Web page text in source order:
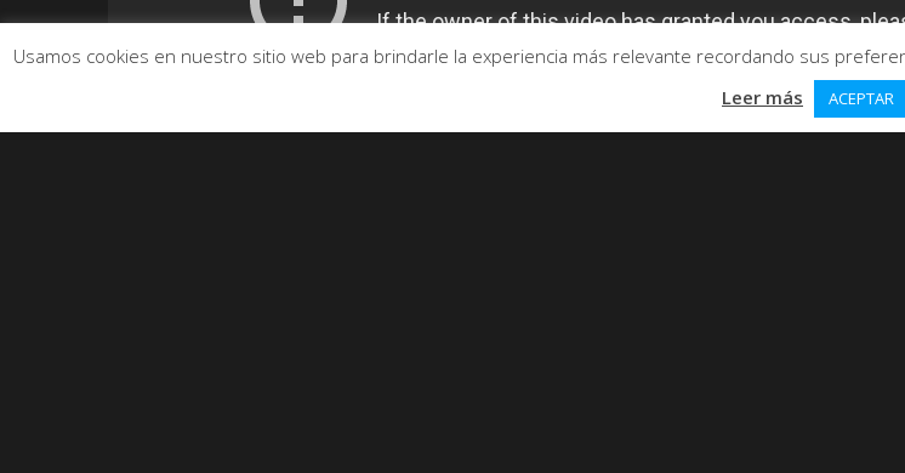
Usamos cookies en nuestro sitio web para brindarle la experiencia más relevante recordando sus
Leer más
ACEPTAR